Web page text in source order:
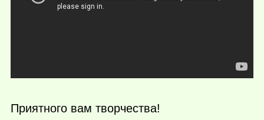
Приятного вам творчества!